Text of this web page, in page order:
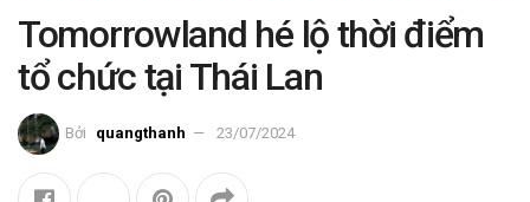
Tomorrowland hé lộ thời điểm
tổ chức tại Thái Lan
Bởi quangthanh 23/07/2024